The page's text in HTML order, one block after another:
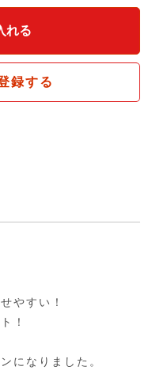
録する
やすい！
！
になりました。